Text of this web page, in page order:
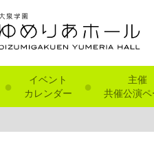
●
イベント
カレンダー
●
主催
共催公演ペ